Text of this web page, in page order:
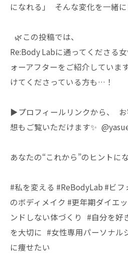
になれる」 そんな変化を一緒に
🌿この投稿では、
Re:Body Labに通ってくださる
ォーアフターをご紹介していま
けてくださっている方も…！
▶プロフィールリンクから、
想もご覧いただけます✨
あなたの“これから”のヒントに
#私を変える #ReBodyLab #ビ
のボディメイク #更年期ダイエ
ンドしない体づくり #自分を好
を大切に #女性専用パーソナル
に痩せたい